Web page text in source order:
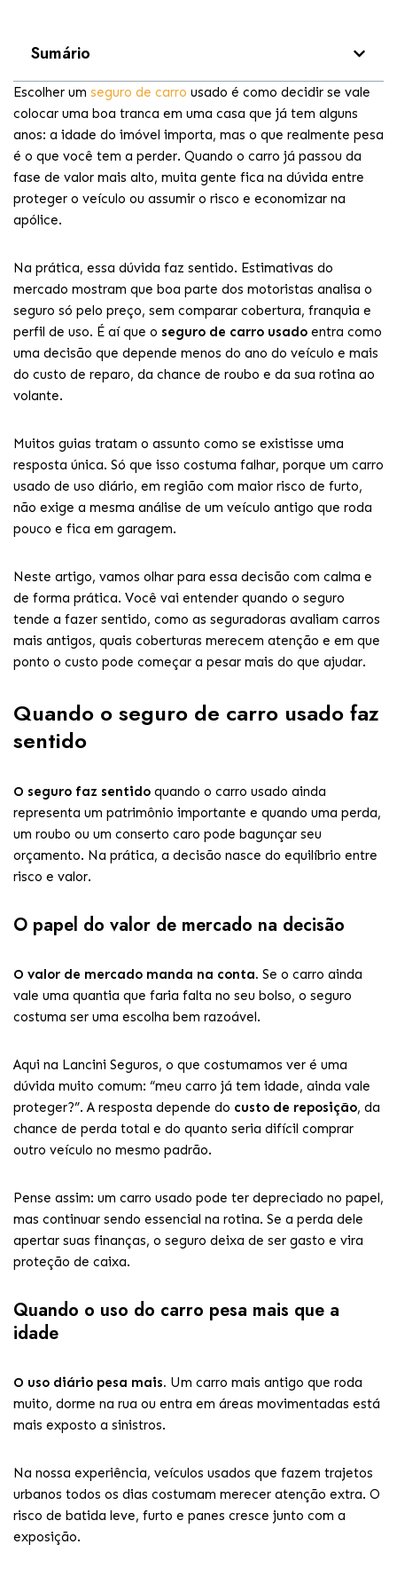
Sumário
Escolher um seguro de carro usado é como decidir se vale
colocar uma boa tranca em uma casa que já tem alguns
anos: a idade do imóvel importa, mas o que realmente pesa
é o que você tem a perder. Quando o carro já passou da
fase de valor mais alto, muita gente fica na dúvida entre
proteger o veículo ou assumir o risco e economizar na
apólice.
Na prática, essa dúvida faz sentido. Estimativas do
mercado mostram que boa parte dos motoristas analisa o
seguro só pelo preço, sem comparar cobertura, franquia e
perfil de uso. É aí que o seguro de carro usado entra como
uma decisão que depende menos do ano do veículo e mais
do custo de reparo, da chance de roubo e da sua rotina ao
volante.
Muitos guias tratam o assunto como se existisse uma
resposta única. Só que isso costuma falhar, porque um carro
usado de uso diário, em região com maior risco de furto,
não exige a mesma análise de um veículo antigo que roda
pouco e fica em garagem.
Neste artigo, vamos olhar para essa decisão com calma e
de forma prática. Você vai entender quando o seguro
tende a fazer sentido, como as seguradoras avaliam carros
mais antigos, quais coberturas merecem atenção e em que
ponto o custo pode começar a pesar mais do que ajudar.
Quando o seguro de carro usado faz
sentido
O seguro faz sentido quando o carro usado ainda
representa um patrimônio importante e quando uma perda,
um roubo ou um conserto caro pode bagunçar seu
orçamento. Na prática, a decisão nasce do equilíbrio entre
risco e valor.
O papel do valor de mercado na decisão
O valor de mercado manda na conta. Se o carro ainda
vale uma quantia que faria falta no seu bolso, o seguro
costuma ser uma escolha bem razoável.
Aqui na Lancini Seguros, o que costumamos ver é uma
dúvida muito comum: “meu carro já tem idade, ainda vale
proteger?”. A resposta depende do custo de reposição, da
chance de perda total e do quanto seria difícil comprar
outro veículo no mesmo padrão.
Pense assim: um carro usado pode ter depreciado no papel,
mas continuar sendo essencial na rotina. Se a perda dele
apertar suas finanças, o seguro deixa de ser gasto e vira
proteção de caixa.
Quando o uso do carro pesa mais que a
idade
O uso diário pesa mais. Um carro mais antigo que roda
muito, dorme na rua ou entra em áreas movimentadas está
mais exposto a sinistros.
Na nossa experiência, veículos usados que fazem trajetos
urbanos todos os dias costumam merecer atenção extra. O
risco de batida leve, furto e panes cresce junto com a
exposição.